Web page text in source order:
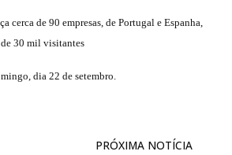
cerca de 90 empresas, de Portugal e Espanha,
de 30 mil visitantes
dia 22 de setembro.
PRÓXIMA NOTÍCIA